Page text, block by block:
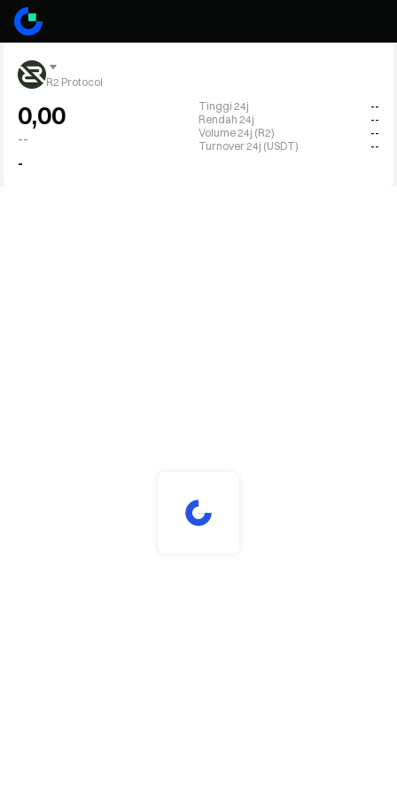
R2 Protocol
0,00
--
-
Tinggi 24j
--
Rendah 24j
--
Volume 24j (R2)
--
Turnover 24j (USDT)
--